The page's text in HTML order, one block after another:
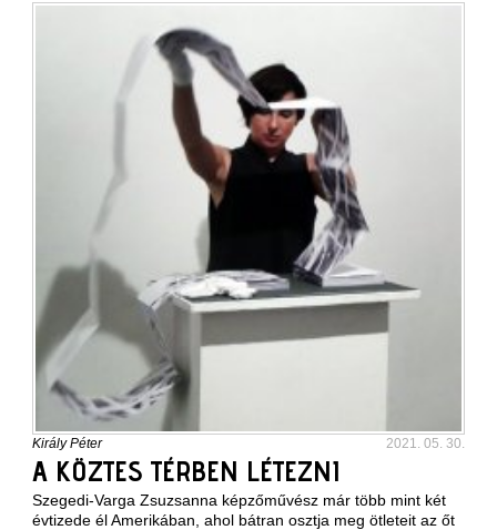
Király Péter 2021. 05. 30.
A KÖZTES TÉRBEN LÉTEZNI
Szegedi-Varga Zsuzsanna képzőművész már több mint két
évtizede él Amerikában, ahol bátran osztja meg ötleteit az őt